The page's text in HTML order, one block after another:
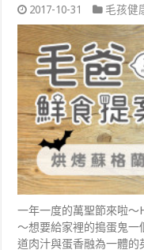
2017-10-31 毛孩健
一年一度的萬聖節來啦～
～想要給家裡的搗蛋鬼
道肉汁與蛋香融為一體